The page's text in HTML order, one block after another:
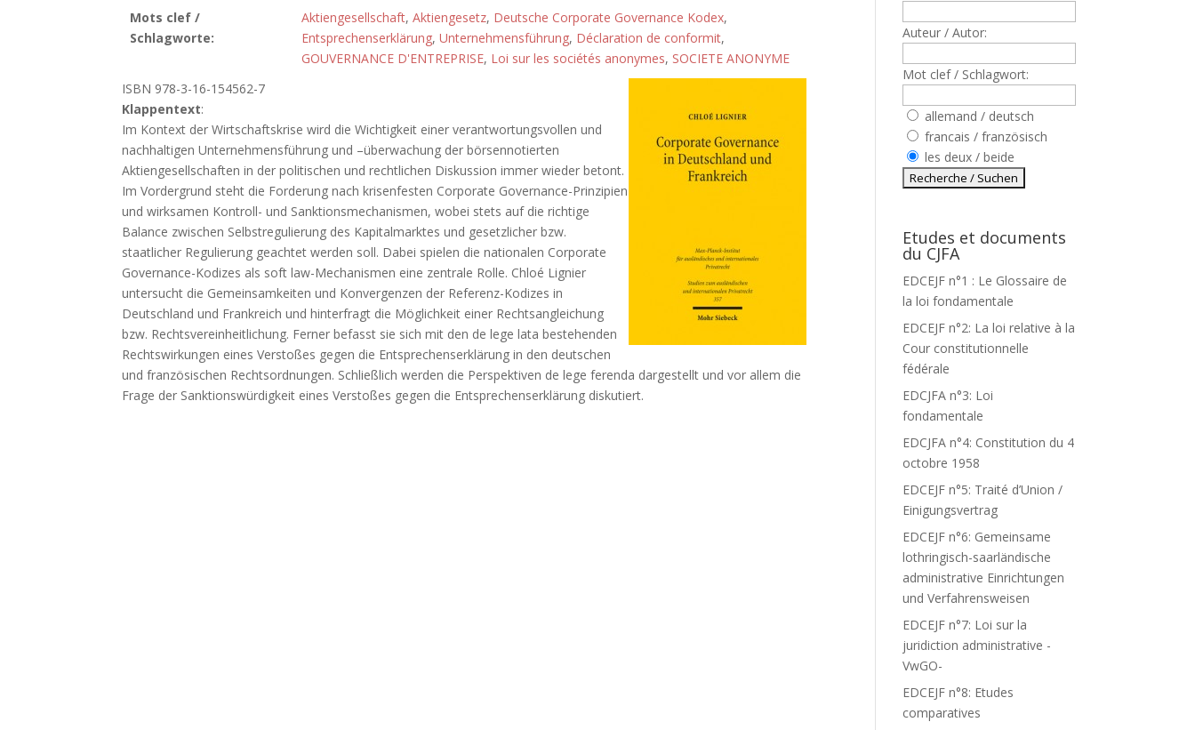
Mots clef /
Schlagworte:
Aktiengesellschaft, Aktiengesetz, Deutsche Corporate Governance Kodex,
Entsprechenserklärung, Unternehmensführung, Déclaration de conformit,
GOUVERNANCE D'ENTREPRISE, Loi sur les sociétés anonymes, SOCIETE ANONYME
ISBN 978-3-16-154562-7
Klappentext:
Im Kontext der Wirtschaftskrise wird die Wichtigkeit einer verantwortungsvollen und
nachhaltigen Unternehmensführung und –überwachung der börsennotierten
Aktiengesellschaften in der politischen und rechtlichen Diskussion immer wieder betont.
Im Vordergrund steht die Forderung nach krisenfesten Corporate Governance-Prinzipien
und wirksamen Kontroll- und Sanktionsmechanismen, wobei stets auf die richtige
Balance zwischen Selbstregulierung des Kapitalmarktes und gesetzlicher bzw.
staatlicher Regulierung geachtet werden soll. Dabei spielen die nationalen Corporate
Governance-Kodizes als soft law-Mechanismen eine zentrale Rolle. Chloé Lignier
untersucht die Gemeinsamkeiten und Konvergenzen der Referenz-Kodizes in
Deutschland und Frankreich und hinterfragt die Möglichkeit einer Rechtsangleichung
bzw. Rechtsvereinheitlichung. Ferner befasst sie sich mit den de lege lata bestehenden
Rechtswirkungen eines Verstoßes gegen die Entsprechenserklärung in den deutschen
und französischen Rechtsordnungen. Schließlich werden die Perspektiven de lege ferenda dargestellt und vor allem die
Frage der Sanktionswürdigkeit eines Verstoßes gegen die Entsprechenserklärung diskutiert.
Auteur / Autor:
Mot clef / Schlagwort:
allemand / deutsch
francais / französisch
les deux / beide
Etudes et documents
du CJFA
EDCEJF n°1 : Le Glossaire de
la loi fondamentale
EDCEJF n°2: La loi relative à la
Cour constitutionnelle
fédérale
EDCJFA n°3: Loi
fondamentale
EDCJFA n°4: Constitution du 4
octobre 1958
EDCEJF n°5: Traité d’Union /
Einigungsvertrag
EDCEJF n°6: Gemeinsame
lothringisch-saarländische
administrative Einrichtungen
und Verfahrensweisen
EDCEJF n°7: Loi sur la
juridiction administrative -
VwGO-
EDCEJF n°8: Etudes
comparatives